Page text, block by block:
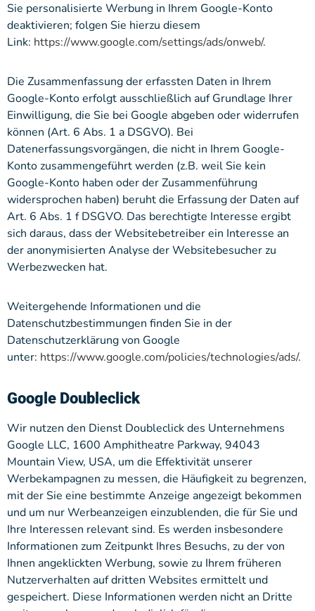
Sie personalisierte Werbung in Ihrem Google-Konto
deaktivieren; folgen Sie hierzu diesem
Link: https://www.google.com/settings/ads/onweb/.
Die Zusammenfassung der erfassten Daten in Ihrem
Google-Konto erfolgt ausschließlich auf Grundlage Ihrer
Einwilligung, die Sie bei Google abgeben oder widerrufen
können (Art. 6 Abs. 1 a DSGVO). Bei
Datenerfassungsvorgängen, die nicht in Ihrem Google-
Konto zusammengeführt werden (z.B. weil Sie kein
Google-Konto haben oder der Zusammenführung
widersprochen haben) beruht die Erfassung der Daten auf
Art. 6 Abs. 1 f DSGVO. Das berechtigte Interesse ergibt
sich daraus, dass der Websitebetreiber ein Interesse an
der anonymisierten Analyse der Websitebesucher zu
Werbezwecken hat.
Weitergehende Informationen und die
Datenschutzbestimmungen finden Sie in der
Datenschutzerklärung von Google
unter: https://www.google.com/policies/technologies/ads/.
Google Doubleclick
Wir nutzen den Dienst Doubleclick des Unternehmens
Google LLC, 1600 Amphitheatre Parkway, 94043
Mountain View, USA, um die Effektivität unserer
Werbekampagnen zu messen, die Häufigkeit zu begrenzen,
mit der Sie eine bestimmte Anzeige angezeigt bekommen
und um nur Werbeanzeigen einzublenden, die für Sie und
Ihre Interessen relevant sind. Es werden insbesondere
Informationen zum Zeitpunkt Ihres Besuchs, zu der von
Ihnen angeklickten Werbung, sowie zu Ihrem früheren
Nutzerverhalten auf dritten Websites ermittelt und
gespeichert. Diese Informationen werden nicht an Dritte